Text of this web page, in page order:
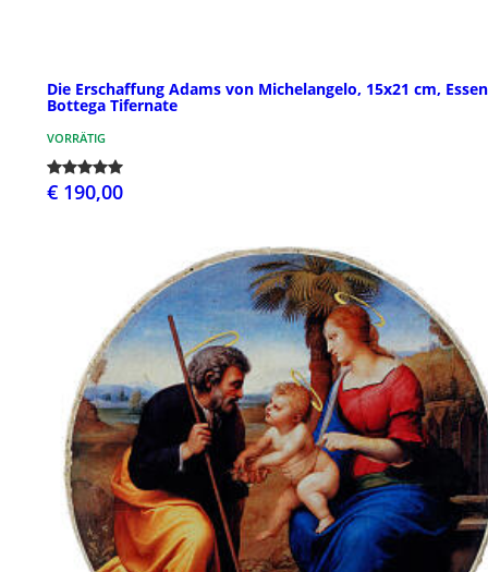
Die Erschaffung Adams von Michelangelo, 15x21 cm,
Bottega Tifernate
VORRÄTIG
€ 190,00